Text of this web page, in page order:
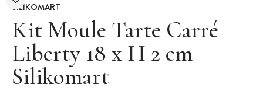
SILIKOMART
Kit Moule Tarte Carré
Liberty 18 x H 2 cm
Silikomart